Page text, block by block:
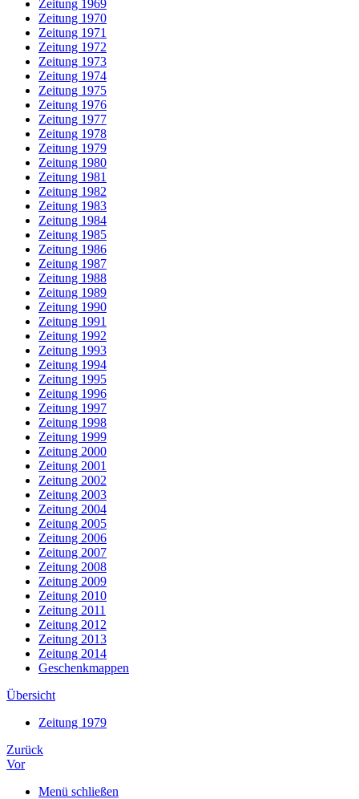
Zeitung 1969
Zeitung 1970
Zeitung 1971
Zeitung 1972
Zeitung 1973
Zeitung 1974
Zeitung 1975
Zeitung 1976
Zeitung 1977
Zeitung 1978
Zeitung 1979
Zeitung 1980
Zeitung 1981
Zeitung 1982
Zeitung 1983
Zeitung 1984
Zeitung 1985
Zeitung 1986
Zeitung 1987
Zeitung 1988
Zeitung 1989
Zeitung 1990
Zeitung 1991
Zeitung 1992
Zeitung 1993
Zeitung 1994
Zeitung 1995
Zeitung 1996
Zeitung 1997
Zeitung 1998
Zeitung 1999
Zeitung 2000
Zeitung 2001
Zeitung 2002
Zeitung 2003
Zeitung 2004
Zeitung 2005
Zeitung 2006
Zeitung 2007
Zeitung 2008
Zeitung 2009
Zeitung 2010
Zeitung 2011
Zeitung 2012
Zeitung 2013
Zeitung 2014
Geschenkmappen
Übersicht
Zeitung 1979
Zurück
Vor
Menü schließen